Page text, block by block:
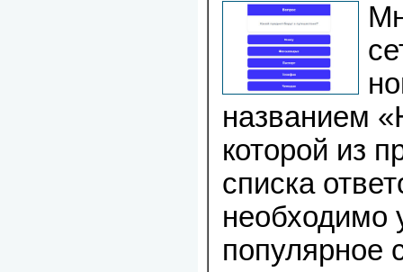
названием
которой из
списка
необходимо
популярное